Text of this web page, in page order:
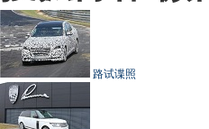
路试谍照